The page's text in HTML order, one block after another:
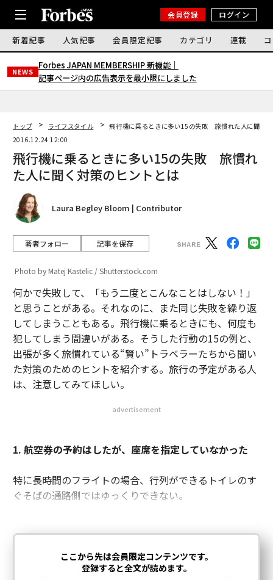
会員登録 ログイン
新着記事 人気記事 会員限定記事 カテゴリ 連載
NEWS
Forbes JAPAN MEMBERSHIP 新機能｜
記事ページ内の広告表示を最小限にしました
トップ ライフスタイル
飛行機に乗るときに多い15の失敗 旅慣れた人に聞く
2016.12.24 12:00
飛行機に乗るときに多い15の失敗 旅慣れ
た人に聞く対策のヒントとは
Laura Begley Bloom | Contributor
著者フォロー 記事を保存
Photo by Matej Kastelic / Shutterstock.com
何かで失敗して、「もう二度とこんなことはしない！」
と思うことがある。それなのに、また同じ失敗を繰り返
してしまうこともある。飛行機に乗るときにも、何度も
犯してしまう間違いがある。そうした行動の15の例と、
出張が多く旅慣れている“賢い”トラベラーたちから聞い
た対策のためのヒントを紹介する。旅行の予定がある人
は、注意してみてほしい。
advertisement
1. 航空券の予約はしたが、座席を指定していなかった
特に長時間のフライトの場合、行列ができるトイレのす
ぐそばの通路側ではゆっくりできない。